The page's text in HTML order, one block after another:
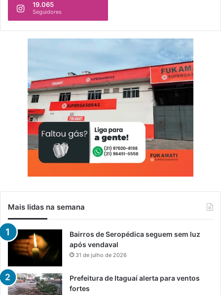
19.065
Seguidores
Mais lidas na semana
Bairros de Seropédica seguem sem luz
após vendaval
31 de julho de 2026
Prefeitura de Itaguaí alerta para ventos
fortes